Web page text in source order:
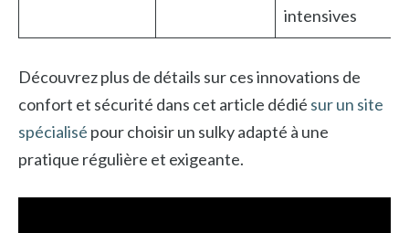
intensives
Découvrez plus de détails sur ces innovations de
confort et sécurité dans cet article dédié sur un site
spécialisé pour choisir un sulky adapté à une
pratique régulière et exigeante.